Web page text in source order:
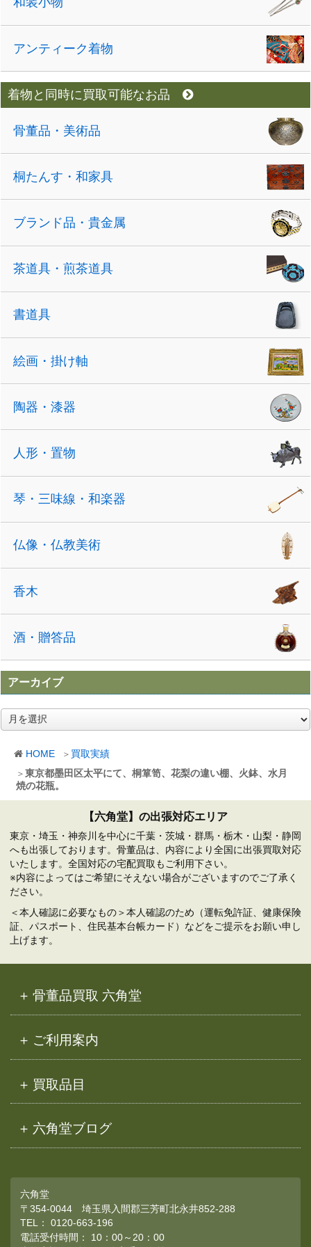
HOME
買取実績
東京都墨田区太平にて、桐箪笥、花梨の違い棚、火鉢、水月
焼の花瓶。
アンティーク着物
着物と同時に買取可能なお品
骨董品・美術品
桐たんす・和家具
ブランド品・貴金属
茶道具・煎茶道具
書道具
絵画・掛け軸
陶器・漆器
人形・置物
琴・三味線・和楽器
仏像・仏教美術
香木
酒・贈答品
アーカイブ
ア
ー
【六角堂】の出張対応エリア
東京・埼玉・神奈川を中心に千葉・茨城・群馬・栃木・山梨・静岡
へも出張しております。骨董品は、内容により全国に出張買取対応
いたします。全国対応の宅配買取もご利用下さい。
※内容によってはご希望にそえない場合がございますのでご了承く
ださい。
＜本人確認に必要なもの＞本人確認のため（運転免許証、健康保険
証、パスポート、住民基本台帳カード）などをご提示をお願い申し
上げます。
骨董品買取 六角堂
ご利用案内
買取品目
六角堂ブログ
六角堂
〒354-0044 埼玉県入間郡三芳町北永井852-288
TEL： 0120-663-196
電話受付時間： 10：00～20：00